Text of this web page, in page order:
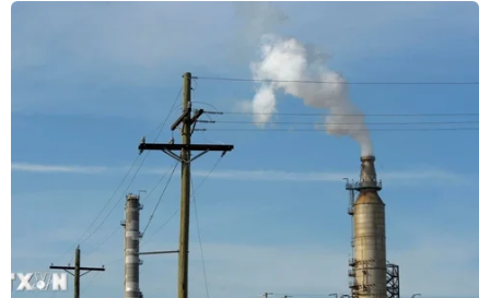
Nhận định Việt Nam vs Campuchia: Vì
sao thầy trò HLV Kim Sang-sik cần giành ngôi
đầu bảng?
Nhận định Việt Nam vs Campuchia: 'Phù thủy
Kim' sẽ xoay tua toan tính đường dài?
HLV Kim Sang-sik: 'Tuyển Việt Nam hướng tới
chiến thắng để giữ ngôi đầu bảng'